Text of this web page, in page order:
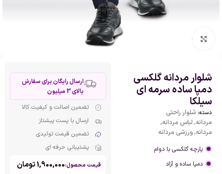
بزرگنمایی تصویر
شلوار مردانه گلکسی
دمپا ساده سرمه ای
سیلکا
دسته: شلوار راحتی
مردانه, لباس مردانه,
مردانه,ورزشی مردانه
پارچه گلکسی با دوام
دمپا ساده و آزاد
ارسال رایگان برای سفارش
بالای 3 میلیون
تضمین اصالت و کیفیت کالا
ارسال با پست پیشتاز
تضمین قیمت تولیدی
پشتیبانی حرفه ای
قیمت محصول:1,900,000تومان